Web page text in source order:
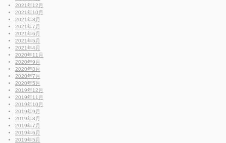
2021年12月
2021年10月
2021年8月
2021年7月
2021年6月
2021年5月
2021年4月
2020年11月
2020年9月
2020年8月
2020年7月
2020年5月
2019年12月
2019年11月
2019年10月
2019年9月
2019年8月
2019年7月
2019年6月
2019年5月